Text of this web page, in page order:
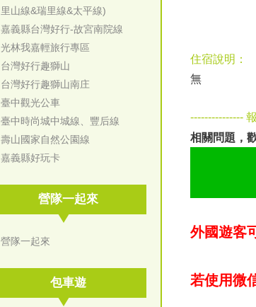
里山線&瑞里線&太平線)
嘉義縣台灣好行-故宮南院線
光林我嘉輕旅行專區
台灣好行趣獅山
台灣好行趣獅山南庄
臺中觀光公車
臺中時尚城中城線、豐后線
壽山國家自然公園線
嘉義縣好玩卡
營隊一起來
營隊一起來
包車遊
住宿說明：
無
---------------
相關問題，
外國遊客
若使用微